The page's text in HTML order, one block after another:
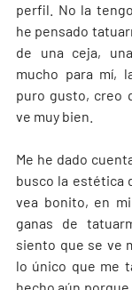
perfil. No la
he pensado
de una ceja,
mucho para mí,
puro gusto, creo
ve muy bien.
Me he dado
busco la estética
vea bonito, en
ganas de
siento que se ve
lo único que me